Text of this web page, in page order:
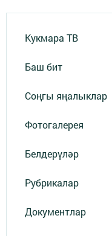
Кукмара ТВ
Баш бит
Соңгы яңалыклар
Фотогалерея
Белдерүләр
Рубрикалар
Документлар